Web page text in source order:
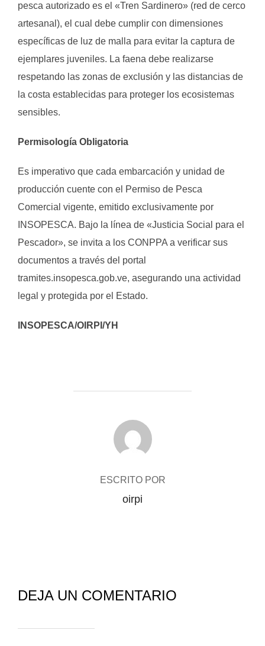
pesca autorizado es el «Tren Sardinero» (red de cerco
artesanal), el cual debe cumplir con dimensiones
específicas de luz de malla para evitar la captura de
ejemplares juveniles. La faena debe realizarse
respetando las zonas de exclusión y las distancias de
la costa establecidas para proteger los ecosistemas
sensibles.
Permisología Obligatoria
Es imperativo que cada embarcación y unidad de
producción cuente con el Permiso de Pesca
Comercial vigente, emitido exclusivamente por
INSOPESCA. Bajo la línea de «Justicia Social para el
Pescador», se invita a los CONPPA a verificar sus
documentos a través del portal
tramites.insopesca.gob.ve, asegurando una actividad
legal y protegida por el Estado.
INSOPESCA/OIRPI/YH
AUTOR DE LA PUBLICACIÓN
ESCRITO POR
oirpi
DEJA UN COMENTARIO